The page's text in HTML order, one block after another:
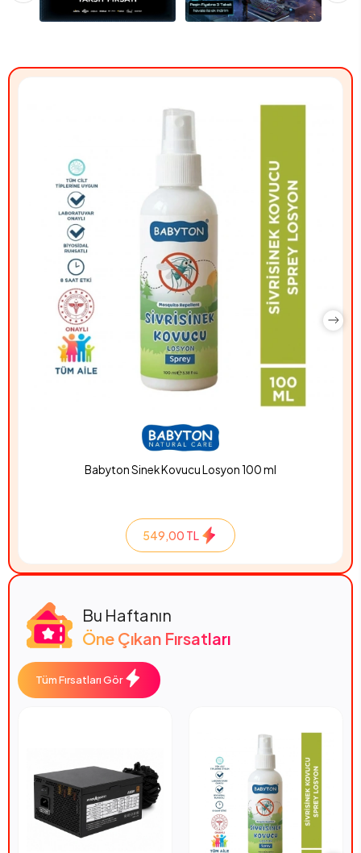
Babyton Sinek Kovucu Losyon 100 ml
549,00 TL
Bu Haftanın
Öne Çıkan Fırsatları
Tüm Fırsatları Gör